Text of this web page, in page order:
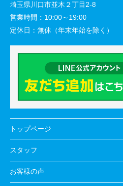
埼玉県川口市並木２丁目2-8
営業時間： 10:00～19:00
定休日： 無休（年末年始を除く）
トップページ
スタッフ
お客様の声